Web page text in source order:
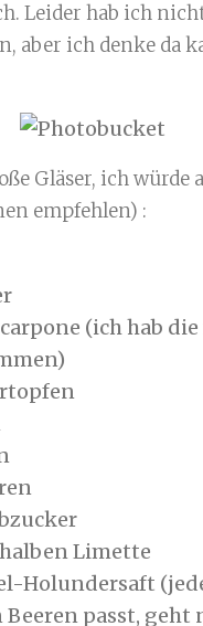
Leider hab ich
aber ich denke da
Gläser, ich würde
empfehlen) :
(ich hab
Limette
Holundersaft
Beeren passt,